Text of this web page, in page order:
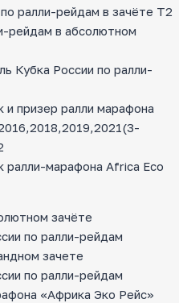
ралли-рейдам в зачёте Т2
рейдам в абсолютном
Кубка России по ралли-
и призер ралли марафона
ралли-марафона Africa Eco
зачёте
по ралли-рейдам
зачете
по ралли-рейдам
«Африка Эко Рейс»